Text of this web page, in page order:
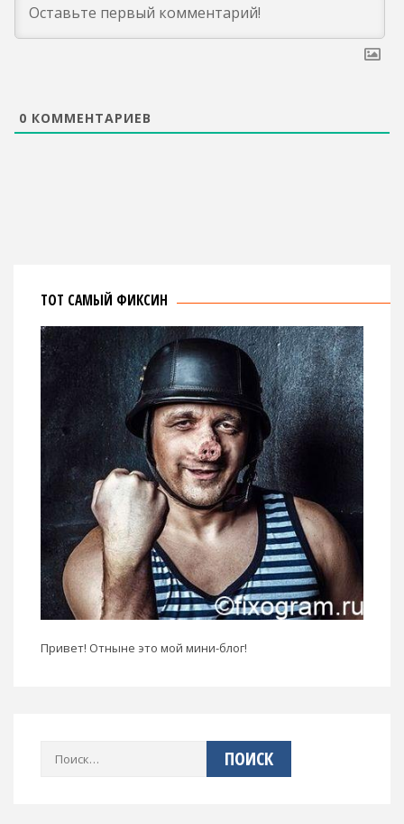
0 КОММЕНТАРИЕВ
ТОТ САМЫЙ ФИКСИН
Привет! Отныне это мой мини-блог!
Найти: